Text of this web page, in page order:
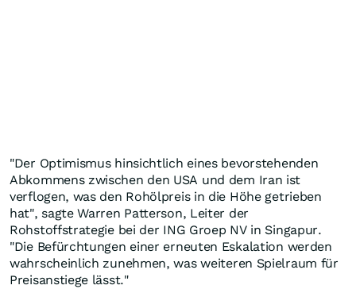
"Der Optimismus hinsichtlich eines bevorstehenden
Abkommens zwischen den USA und dem Iran ist
verflogen, was den Rohölpreis in die Höhe getrieben
hat", sagte Warren Patterson, Leiter der
Rohstoffstrategie bei der ING Groep NV in Singapur.
"Die Befürchtungen einer erneuten Eskalation werden
wahrscheinlich zunehmen, was weiteren Spielraum für
Preisanstiege lässt."